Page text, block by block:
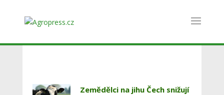
Zemědělci na jihu Čech snižují